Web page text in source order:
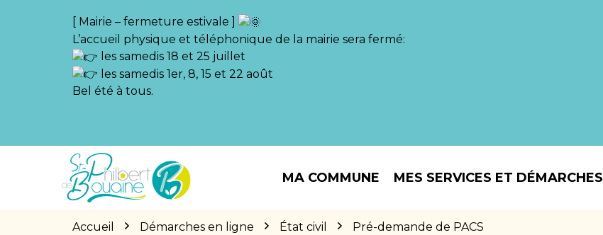
[ Mairie – fermeture estivale ]
L’accueil physique et téléphonique de la mairie sera fermé:
les samedis 18 et 25 juillet
les samedis 1er, 8, 15 et 22 août
Bel été à tous.
MA COMMUNE MES SERVICES ET DÉMARCHES
Accueil Démarches en ligne État civil Pré-demande de PACS